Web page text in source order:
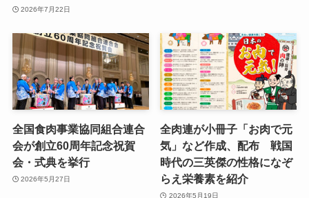
2026年7月22日
全国食肉事業協同組合連合
会が創立60周年記念祝賀
会・式典を挙行
2026年5月27日
全肉連が小冊子「お肉で元
気」など作成、配布 戦国
時代の三英傑の性格になぞ
らえ栄養素を紹介
2026年5月19日